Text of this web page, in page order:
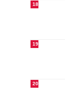
18
19
20